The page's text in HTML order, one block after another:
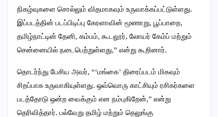
நிகழ்வுகளை சொல்லும் விதமாகவும் உருவாக்கப்பட்டுள்ளது.
இப்படத்தின் படப்பிடிப்பு கேரளாவின் மூணாறு, பூப்பாறை,
தமிழ்நாட்டின் தேனி, கம்பம், கூடலூர், லோயர் கேம்ப் மற்றும்
சென்னையில் நடைபெற்றுள்ளது,” என்று கூறினார்.
தொடர்ந்து பேசிய அவர், “‘மங்கை’ திரைப்படம் மிகவும்
சிறப்பாக உருவாகியுள்ளது. ஒவ்வொரு காட்சியும் ரசிகர்களை
படத்தோடு ஒன்ற வைக்கும் என நம்புகிறேன்,” என்று
தெரிவித்தார். பல்வேறு தமிழ் மற்றும் தெலுங்கு